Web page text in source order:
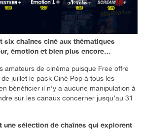
six chaînes ciné aux thématiques
émotion et bien plus encore…
amateurs de cinéma puisque Free offre
juillet le pack Ciné Pop à tous les
bénéficier il n’y a aucune manipulation à
sur les canaux concerner jusqu’au 31
une sélection de chaînes qui explorent